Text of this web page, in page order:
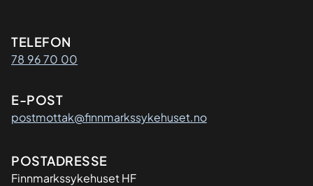
Kontaktinformasjon
TELEFON
78 96 70 00
E-POST
postmottak@finnmarkssykehuset.no
Adresse
POSTADRESSE
Finnmarkssykehuset HF